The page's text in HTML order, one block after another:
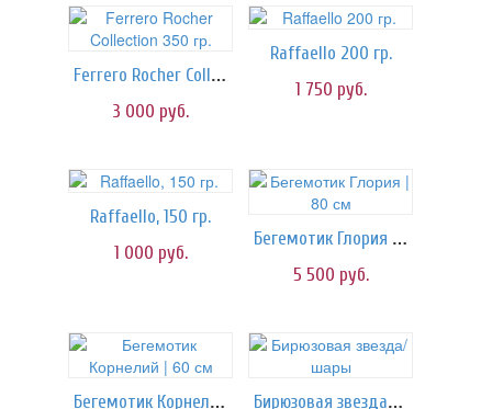
Ferrero Rocher Collection 350 гр.
3 000 руб.
Raffaello 200 гр.
1 750 руб.
Raffaello, 150 гр.
1 000 руб.
Бегемотик Глория | 80 см
5 500 руб.
Бегемотик Корнелий | 60 см Бирюзовая звезда/шары